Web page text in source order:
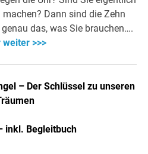
Dann sind die Zehn
das, was Sie brauchen….
weiter >>>
– Der Schlüssel zu unseren
inkl. Begleitbuch